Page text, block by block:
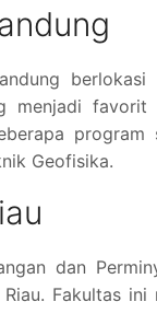
menjadi
program
Geofisika.
dan
Fakultas